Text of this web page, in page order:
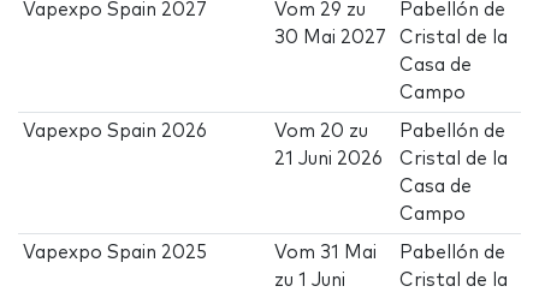
Vapexpo Spain 2027 Vom 29 zu
30 Mai 2027
Pabellón de
Cristal de la
Casa de
Campo
Vapexpo Spain 2026 Vom 20 zu
21 Juni 2026
Pabellón de
Cristal de la
Casa de
Campo
Vapexpo Spain 2025 Vom 31 Mai
zu1 Juni
Pabellón de
Cristal de la